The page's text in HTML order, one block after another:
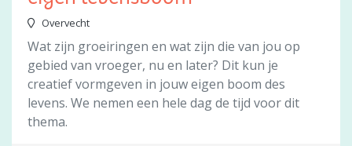
Overvecht
Wat zijn groeiringen en wat zijn die van jou op
gebied van vroeger, nu en later? Dit kun je
creatief vormgeven in jouw eigen boom des
levens. We nemen een hele dag de tijd voor dit
thema.